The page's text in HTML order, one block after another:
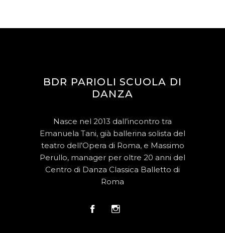
BDR PARIOLI SCUOLA DI
DANZA
Nasce nel 2013 dall’incontro tra
Emanuela Tani, già ballerina solista del
teatro dell’Opera di Roma, e Massimo
Perullo, manager per oltre 20 anni del
Centro di Danza Classica Balletto di
Roma